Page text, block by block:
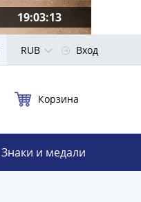
19:03:11
RUB Вход
Корзина
Знаки и медали